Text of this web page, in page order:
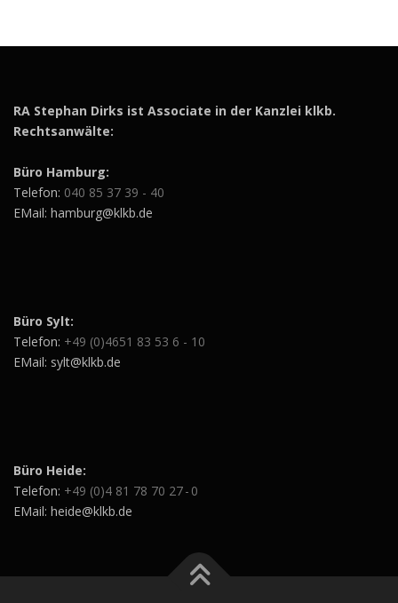
RA Stephan Dirks ist Associate in der Kanzlei klkb.
Rechtsanwälte:
Büro Hamburg:
Telefon: 040 85 37 39 - 40
EMail: hamburg@klkb.de
Büro Sylt:
Telefon: +49 (0)4651 83 53 6 - 10
EMail: sylt@klkb.de
Büro Heide:
Telefon: +49 (0)4 81 78 70 27 - 0
EMail: heide@klkb.de